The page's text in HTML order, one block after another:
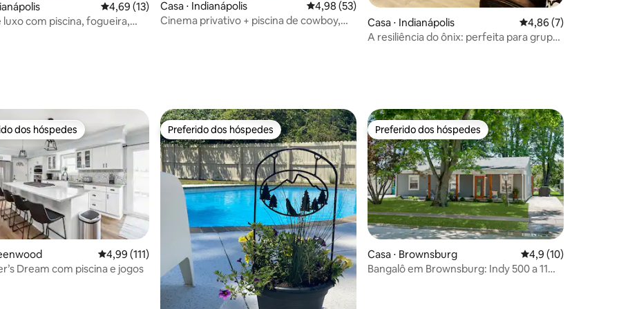
de 5, 18 avaliações
4,69 de uma avaliação média de 5, 13 avaliações
4,69 (13)
luxo com piscina, fogueira,
Casa ⋅ Indianápolis 4,98 de uma avaliação média de 5, 53 avaliações
4,98 (53)
Cinema privativo + piscina de cowboy,
Casa ⋅ Indianápolis 4,86 de uma
4,86 (7)
A resiliência do ônix: perfeita para grupos
preferidos dos hóspedes
dos hóspedes
4,99 de uma avaliação média de 5, 111 avaliações
4,99 (111)
Dream com piscina e jogos
Preferido dos hóspedes
Preferido dos hóspedes Preferido dos hóspedes
Preferido dos hóspedes
Casa ⋅ Brownsburg 4,9 de uma
4,9 (10)
Bangalô em Brownsburg: Indy 500 a 11